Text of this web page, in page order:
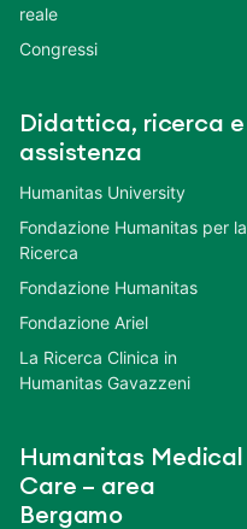
reale
Congressi
Didattica, ricerca e
assistenza
Humanitas University
Fondazione Humanitas per la
Ricerca
Fondazione Humanitas
Fondazione Ariel
La Ricerca Clinica in
Humanitas Gavazzeni
Humanitas Medical
Care – area
Bergamo